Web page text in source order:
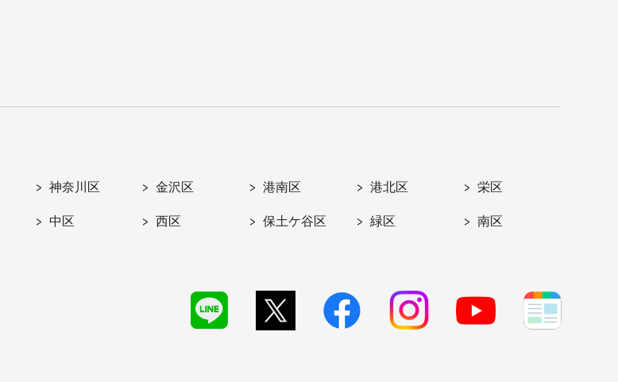
神奈川区 金沢区 港南区 港北区 栄区
中区 西区 保土ケ谷区 緑区 南区